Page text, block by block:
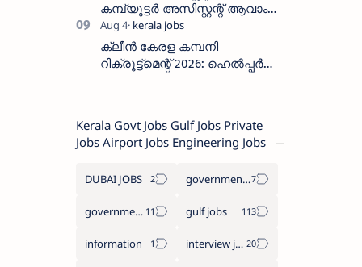
കമ്പ്യൂട്ടർ അസിസ്റ്റന്റ് ആവാം
:അവസാന തീയതി: ഓഗസ്റ്റ് 5 ന്
ക്ലീൻ കേരള കമ്പനി
റിക്രൂട്ട്മെന്റ് 2026: ഹെൽപ്പർ
Kerala Govt Jobs Gulf Jobs Private
Jobs Airport Jobs Engineering Jobs
DUBAI JOBS government information
government jobs gulf jobs
information interview jobs